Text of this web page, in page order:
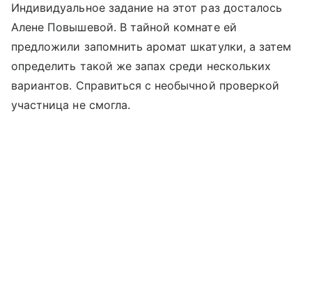
Индивидуальное задание на этот раз досталось
Алене Повышевой. В тайной комнате ей
предложили запомнить аромат шкатулки, а затем
определить такой же запах среди нескольких
вариантов. Справиться с необычной проверкой
участница не смогла.